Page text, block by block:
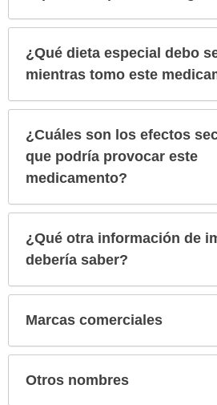
¿Qué dieta especial debo
mientras tomo este
¿Cuáles son los efectos
que podría provocar este
medicamento?
¿Qué otra información de
debería saber?
Marcas comerciales
Otros nombres